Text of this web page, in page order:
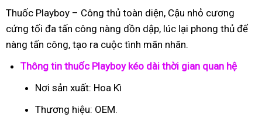
Thuốc Playboy – Công thủ toàn diện, Cậu nhỏ cương
cứng tối đa tấn công nàng dồn dập, lúc lại phong thủ để
nàng tấn công, tạo ra cuộc tình mãn nhãn.
Thông tin thuốc Playboy kéo dài thời gian quan hệ
Nơi sản xuất: Hoa Kì
Thương hiệu: OEM.